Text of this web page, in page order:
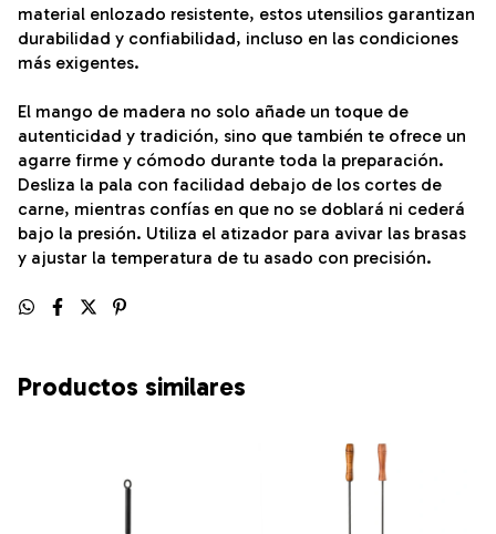
material enlozado resistente, estos utensilios garantizan
durabilidad y confiabilidad, incluso en las condiciones
más exigentes.
El mango de madera no solo añade un toque de
autenticidad y tradición, sino que también te ofrece un
agarre firme y cómodo durante toda la preparación.
Desliza la pala con facilidad debajo de los cortes de
carne, mientras confías en que no se doblará ni cederá
bajo la presión. Utiliza el atizador para avivar las brasas
y ajustar la temperatura de tu asado con precisión.
Productos similares